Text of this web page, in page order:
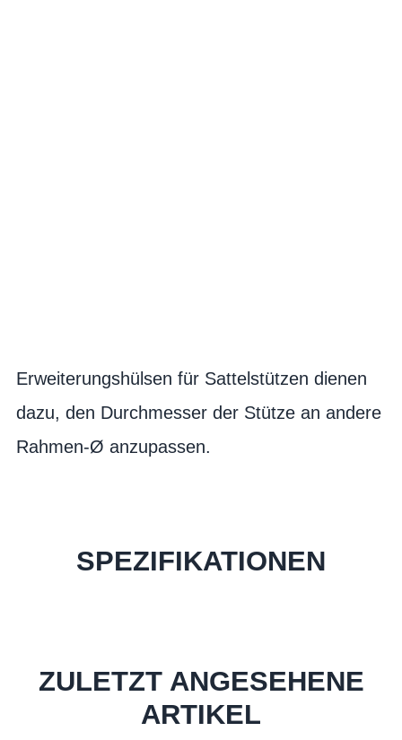
Erweiterungshülsen für Sattelstützen dienen
dazu, den Durchmesser der Stütze an andere
Rahmen-Ø anzupassen.
SPEZIFIKATIONEN
ZULETZT ANGESEHENE
ARTIKEL